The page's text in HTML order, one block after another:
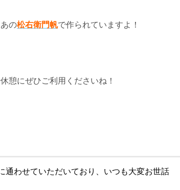
の松右衛門帆で作られていますよ！
憩にぜひご利用くださいね！
通わせていただいており、いつも大変お世話